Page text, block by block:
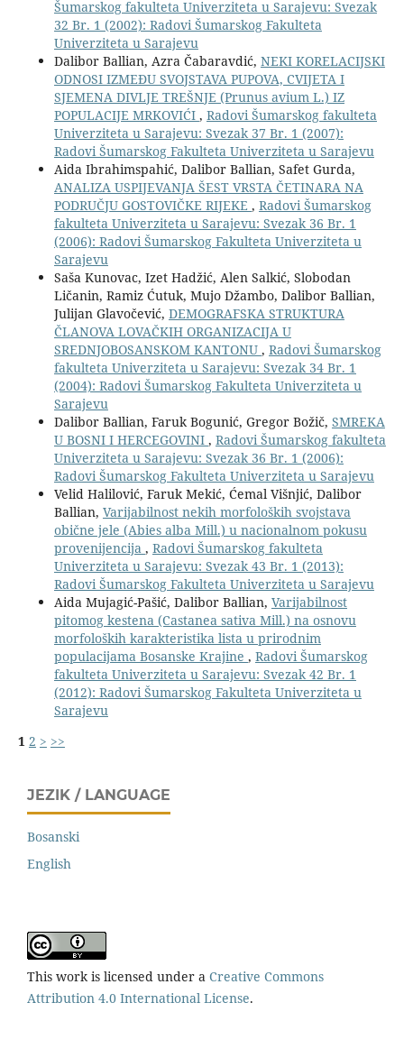
Šumarskog fakulteta Univerziteta u Sarajevu: Svezak
32 Br. 1 (2002): Radovi Šumarskog Fakulteta
Univerziteta u Sarajevu
Dalibor Ballian, Azra Čabaravdić, NEKI KORELACIJSKI
ODNOSI IZMEÐU SVOJSTAVA PUPOVA, CVIJETA I
SJEMENA DIVLJE TREŠNJE (Prunus avium L.) IZ
POPULACIJE MRKOVIĆI , Radovi Šumarskog fakulteta
Univerziteta u Sarajevu: Svezak 37 Br. 1 (2007):
Radovi Šumarskog Fakulteta Univerziteta u Sarajevu
Aida Ibrahimspahić, Dalibor Ballian, Safet Gurda,
ANALIZA USPIJEVANJA ŠEST VRSTA ČETINARA NA
PODRUČJU GOSTOVIČKE RIJEKE , Radovi Šumarskog
fakulteta Univerziteta u Sarajevu: Svezak 36 Br. 1
(2006): Radovi Šumarskog Fakulteta Univerziteta u
Sarajevu
Saša Kunovac, Izet Hadžić, Alen Salkić, Slobodan
Ličanin, Ramiz Ćutuk, Mujo Džambo, Dalibor Ballian,
Julijan Glavočević, DEMOGRAFSKA STRUKTURA
ČLANOVA LOVAČKIH ORGANIZACIJA U
SREDNJOBOSANSKOM KANTONU , Radovi Šumarskog
fakulteta Univerziteta u Sarajevu: Svezak 34 Br. 1
(2004): Radovi Šumarskog Fakulteta Univerziteta u
Sarajevu
Dalibor Ballian, Faruk Bogunić, Gregor Božič, SMREKA
U BOSNI I HERCEGOVINI , Radovi Šumarskog fakulteta
Univerziteta u Sarajevu: Svezak 36 Br. 1 (2006):
Radovi Šumarskog Fakulteta Univerziteta u Sarajevu
Velid Halilović, Faruk Mekić, Ćemal Višnjić, Dalibor
Ballian, Varijabilnost nekih morfoloških svojstava
obične jele (Abies alba Mill.) u nacionalnom pokusu
provenijencija , Radovi Šumarskog fakulteta
Univerziteta u Sarajevu: Svezak 43 Br. 1 (2013):
Radovi Šumarskog Fakulteta Univerziteta u Sarajevu
Aida Mujagić-Pašić, Dalibor Ballian, Varijabilnost
pitomog kestena (Castanea sativa Mill.) na osnovu
morfoloških karakteristika lista u prirodnim
populacijama Bosanske Krajine , Radovi Šumarskog
fakulteta Univerziteta u Sarajevu: Svezak 42 Br. 1
(2012): Radovi Šumarskog Fakulteta Univerziteta u
Sarajevu
1 2 > >>
JEZIK / LANGUAGE
Bosanski
English
This work is licensed under a Creative Commons
Attribution 4.0 International License.